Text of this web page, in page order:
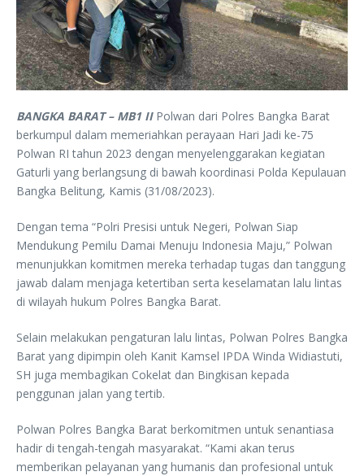
BANGKA BARAT – MB1 II Polwan dari Polres Bangka Barat
berkumpul dalam memeriahkan perayaan Hari Jadi ke-75
Polwan RI tahun 2023 dengan menyelenggarakan kegiatan
Gaturli yang berlangsung di bawah koordinasi Polda Kepulauan
Bangka Belitung, Kamis (31/08/2023).
Dengan tema “Polri Presisi untuk Negeri, Polwan Siap
Mendukung Pemilu Damai Menuju Indonesia Maju,” Polwan
menunjukkan komitmen mereka terhadap tugas dan tanggung
jawab dalam menjaga ketertiban serta keselamatan lalu lintas
di wilayah hukum Polres Bangka Barat.
Selain melakukan pengaturan lalu lintas, Polwan Polres Bangka
Barat yang dipimpin oleh Kanit Kamsel IPDA Winda Widiastuti,
SH juga membagikan Cokelat dan Bingkisan kepada
penggunan jalan yang tertib.
Polwan Polres Bangka Barat berkomitmen untuk senantiasa
hadir di tengah-tengah masyarakat. “Kami akan terus
memberikan pelayanan yang humanis dan profesional untuk